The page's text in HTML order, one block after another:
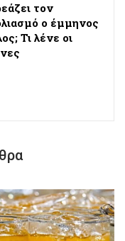
τον
ο έμμηνος
Τι λένε οι